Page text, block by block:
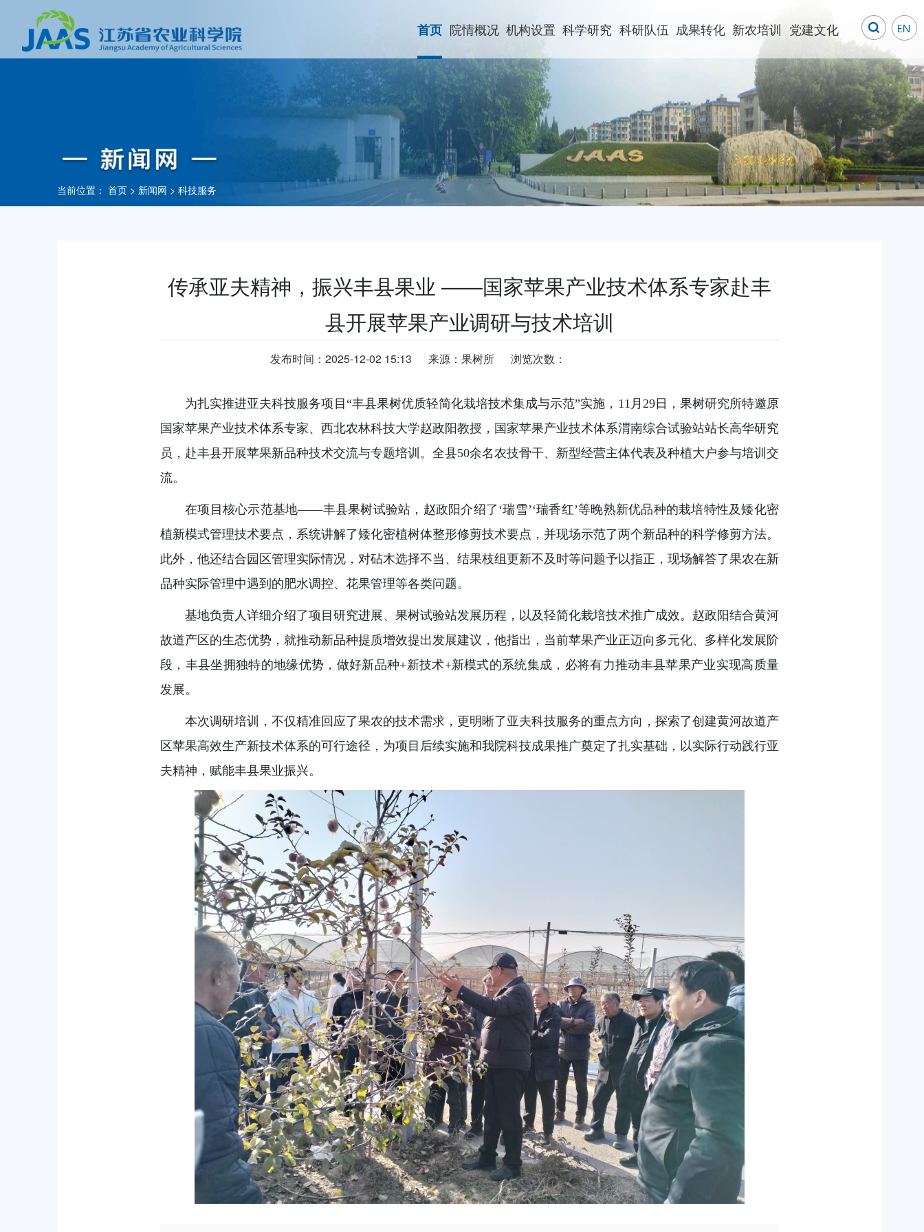
首页 院情概况 机构设置 科学研究 科研队伍 成果转化 新农培训 党建文化
当前位置： 首页 > 新闻网 > 科技服务
传承亚夫精神，振兴丰县果业 ——国家苹果产业技术体系专家赴丰
县开展苹果产业调研与技术培训
发布时间：2025-12-02 15:13 来源：果树所 浏览次数：
为扎实推进亚夫科技服务项目“丰县果树优质轻简化栽培技术集成与示范”实施，11月29日，果树研究所特邀原
国家苹果产业技术体系专家、西北农林科技大学赵政阳教授，国家苹果产业技术体系渭南综合试验站站长高华研究
员，赴丰县开展苹果新品种技术交流与专题培训。全县50余名农技骨干、新型经营主体代表及种植大户参与培训交
流。
在项目核心示范基地——丰县果树试验站，赵政阳介绍了‘瑞雪’‘瑞香红’等晚熟新优品种的栽培特性及矮化密
植新模式管理技术要点，系统讲解了矮化密植树体整形修剪技术要点，并现场示范了两个新品种的科学修剪方法。
此外，他还结合园区管理实际情况，对砧木选择不当、结果枝组更新不及时等问题予以指正，现场解答了果农在新
品种实际管理中遇到的肥水调控、花果管理等各类问题。
基地负责人详细介绍了项目研究进展、果树试验站发展历程，以及轻简化栽培技术推广成效。赵政阳结合黄河
故道产区的生态优势，就推动新品种提质增效提出发展建议，他指出，当前苹果产业正迈向多元化、多样化发展阶
段，丰县坐拥独特的地缘优势，做好新品种+新技术+新模式的系统集成，必将有力推动丰县苹果产业实现高质量
发展。
本次调研培训，不仅精准回应了果农的技术需求，更明晰了亚夫科技服务的重点方向，探索了创建黄河故道产
区苹果高效生产新技术体系的可行途径，为项目后续实施和我院科技成果推广奠定了扎实基础，以实际行动践行亚
夫精神，赋能丰县果业振兴。